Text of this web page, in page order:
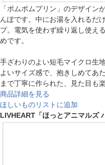
「ポムポムプリン」のデザイン
んぽです。中にお湯を入れるだ
プ。電気を使わず繰り返し使え
めです。
手ざわりのよい短毛マイクロ生
よいサイズ感で、抱きしめてあ
まで丁寧に作られた、見た目も
商品詳細を見る
ほしいものリストに追加
LIVHEART「ほっとアニマルズ